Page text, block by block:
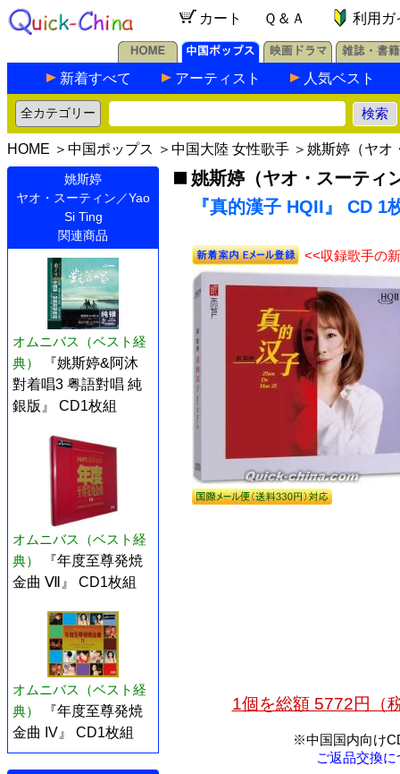
カート Ｑ＆Ａ 利用ガ
新着すべて アーティスト 人気ベスト
HOME ＞ 中国ポップス ＞ 中国大陸 女性歌手 ＞ 姚斯婷（ヤオ
姚斯婷
ヤオ・スーティン／Yao
Si Ting
関連商品
オムニバス（ベスト経
典）
『姚斯婷&阿沐
對着唱3 粤語對唱 純
銀版』 CD1枚組
オムニバス（ベスト経
典）
『年度至尊発焼
金曲 Ⅶ』 CD1枚組
オムニバス（ベスト経
典）
『年度至尊発焼
金曲 IV』 CD1枚組
姚斯婷（ヤオ・スーティ
『真的漢子 HQII』 CD 1
<<収録歌手の
1個を総額 5772円（
※中国国内向け
ご返品交換